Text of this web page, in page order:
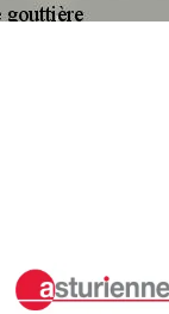
les couvreurs
En ce qui
gouttière : une